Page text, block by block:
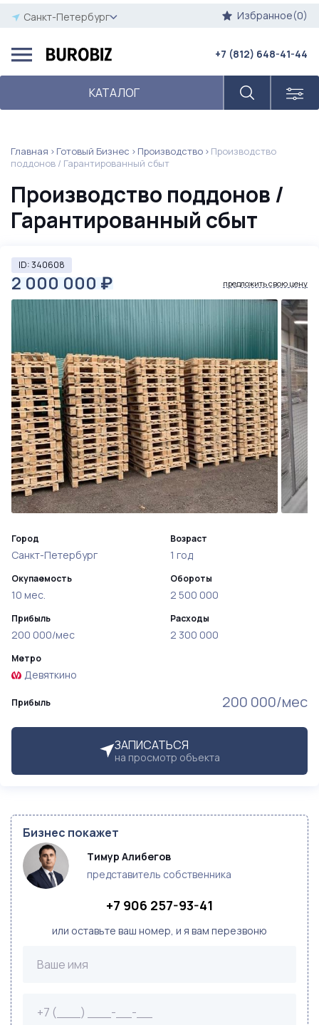
Санкт-Петербург Избранное(0)
КАТАЛОГ
+7 (812) 648-41-44
Главная Готовый Бизнес Производство
Производство
поддонов / Гарантированный сбыт
Производство поддонов /
Гарантированный сбыт
ID: 340608
2 000 000 ₽ предложить свою цену
Прибыль 200 000/мес
ЗАПИСАТЬСЯ
на просмотр объекта
Город
Санкт-Петербург
Окупаемость
10 мес.
Прибыль
200 000/мес
Возраст
1 год
Обороты
2 500 000
Расходы
2 300 000
Метро
Девяткино
Бизнес покажет
Тимур Алибегов
представитель собственника
+7 906 257-93-41
или оставьте ваш номер, и я вам перезвоню